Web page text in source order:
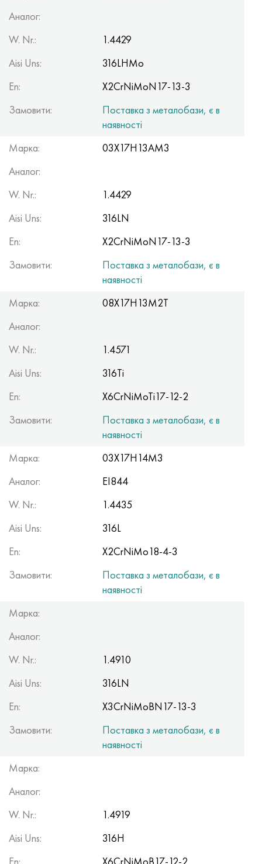
Аналог:
W. Nr.:
1.4429
Aisi Uns:
316LHMo
En:
X2CrNiMoN17-13-3
Замовити:
Поставка з металобази, є в
наявності
Марка:
03Х17Н13АМ3
Аналог:
W. Nr.:
1.4429
Aisi Uns:
316LN
En:
X2CrNiMoN17-13-3
Замовити:
Поставка з металобази, є в
наявності
Марка:
08Х17Н13М2Т
Аналог:
W. Nr.:
1.4571
Aisi Uns:
316Ti
En:
X6CrNiMoTi17-12-2
Замовити:
Поставка з металобази, є в
наявності
Марка:
03Х17Н14М3
Аналог:
ЕІ844
W. Nr.:
1.4435
Aisi Uns:
316L
En:
X2CrNiMo18-4-3
Замовити:
Поставка з металобази, є в
наявності
Марка:
Аналог:
W. Nr.:
1.4910
Aisi Uns:
316LN
En:
X3CrNiMoBN17-13-3
Замовити:
Поставка з металобази, є в
наявності
Марка:
Аналог:
W. Nr.:
1.4919
Aisi Uns:
316H